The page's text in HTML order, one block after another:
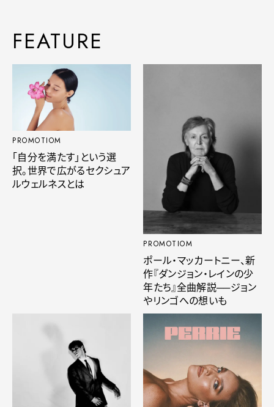
FEATURE
PROMOTIOM
「自分を満たす」という選
択。世界で広がるセクシュア
ルウェルネスとは
PROMOTIOM
ポール・マッカートニー、新
作『ダンジョン・レインの少
年たち』全曲解説──ジョン
やリンゴへの想いも